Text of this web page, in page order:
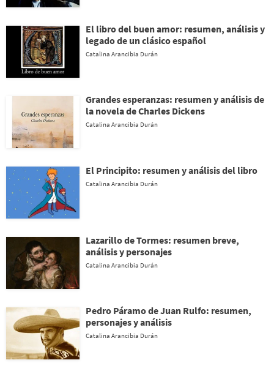
El libro del buen amor: resumen, análisis y
legado de un clásico español
Catalina Arancibia Durán
Grandes esperanzas: resumen y análisis de
la novela de Charles Dickens
Catalina Arancibia Durán
El Principito: resumen y análisis del libro
Catalina Arancibia Durán
Lazarillo de Tormes: resumen breve,
análisis y personajes
Catalina Arancibia Durán
Pedro Páramo de Juan Rulfo: resumen,
personajes y análisis
Catalina Arancibia Durán